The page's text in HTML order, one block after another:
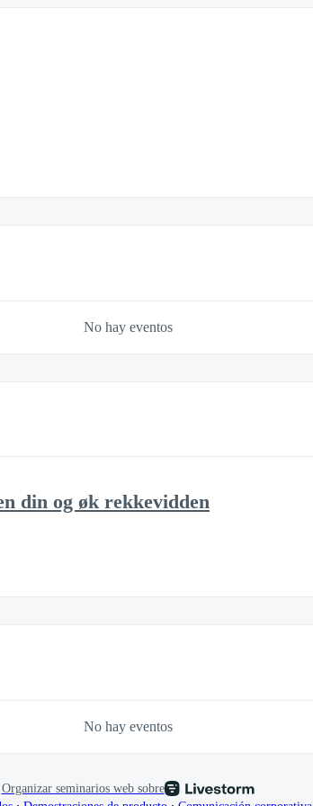
No hay eventos
din og øk rekkevidden
No hay eventos
Organizar seminarios web sobre